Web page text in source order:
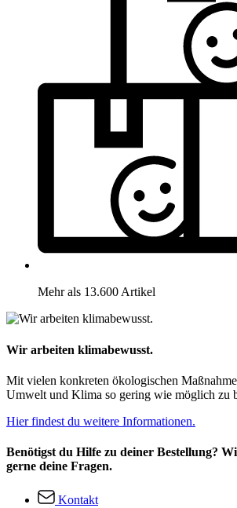
Mehr als 13.600 Artikel
Wir arbeiten klimabewusst.
Mit vielen konkreten ökologischen
Umwelt und Klima so gering wie möglich zu
Hier findest du weitere Informationen.
Benötigst du Hilfe zu deiner Bestellung?
gerne deine Fragen.
Kontakt